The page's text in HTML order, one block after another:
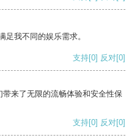
足我不同的娱乐需求。
支持[0] 反对[0]
来了无限的流畅体验和安全性保
支持[0] 反对[0]